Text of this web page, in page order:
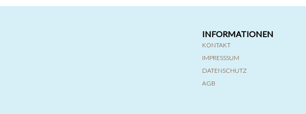
INFORMATIONEN
KONTAKT
IMPRESSSUM
DATENSCHUTZ
AGB